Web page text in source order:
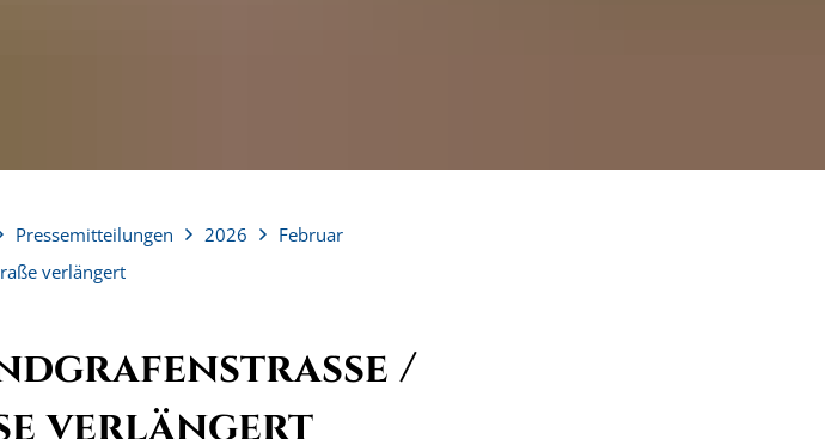
Pressemitteilungen 2026
Februar
verlängert
/
verlängert